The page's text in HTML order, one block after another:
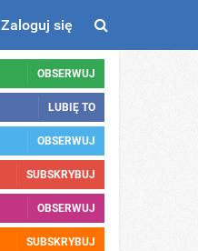
Zaloguj się
OBSERWUJ
LUBIĘ TO
OBSERWUJ
SUBSKRYBUJ
OBSERWUJ
SUBSKRYBUJ